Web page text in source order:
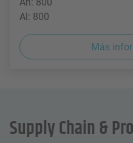
Al: 800
Más
Supply Chain &